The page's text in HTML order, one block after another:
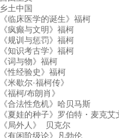
乡土中国
《临床医学的诞生》福柯
《疯癫与文明》福柯
《规训与惩罚》福柯
《知识考古学》福柯
《词与物》福柯
《性经验史》福柯
《米歇尔·福柯传》
《福柯/布朗肖》
《合法性危机》哈贝马斯
《夏娃的种子》罗伯特・麦克艾
《局外人》 贝克尔
《有闲阶级论》凡勃伦